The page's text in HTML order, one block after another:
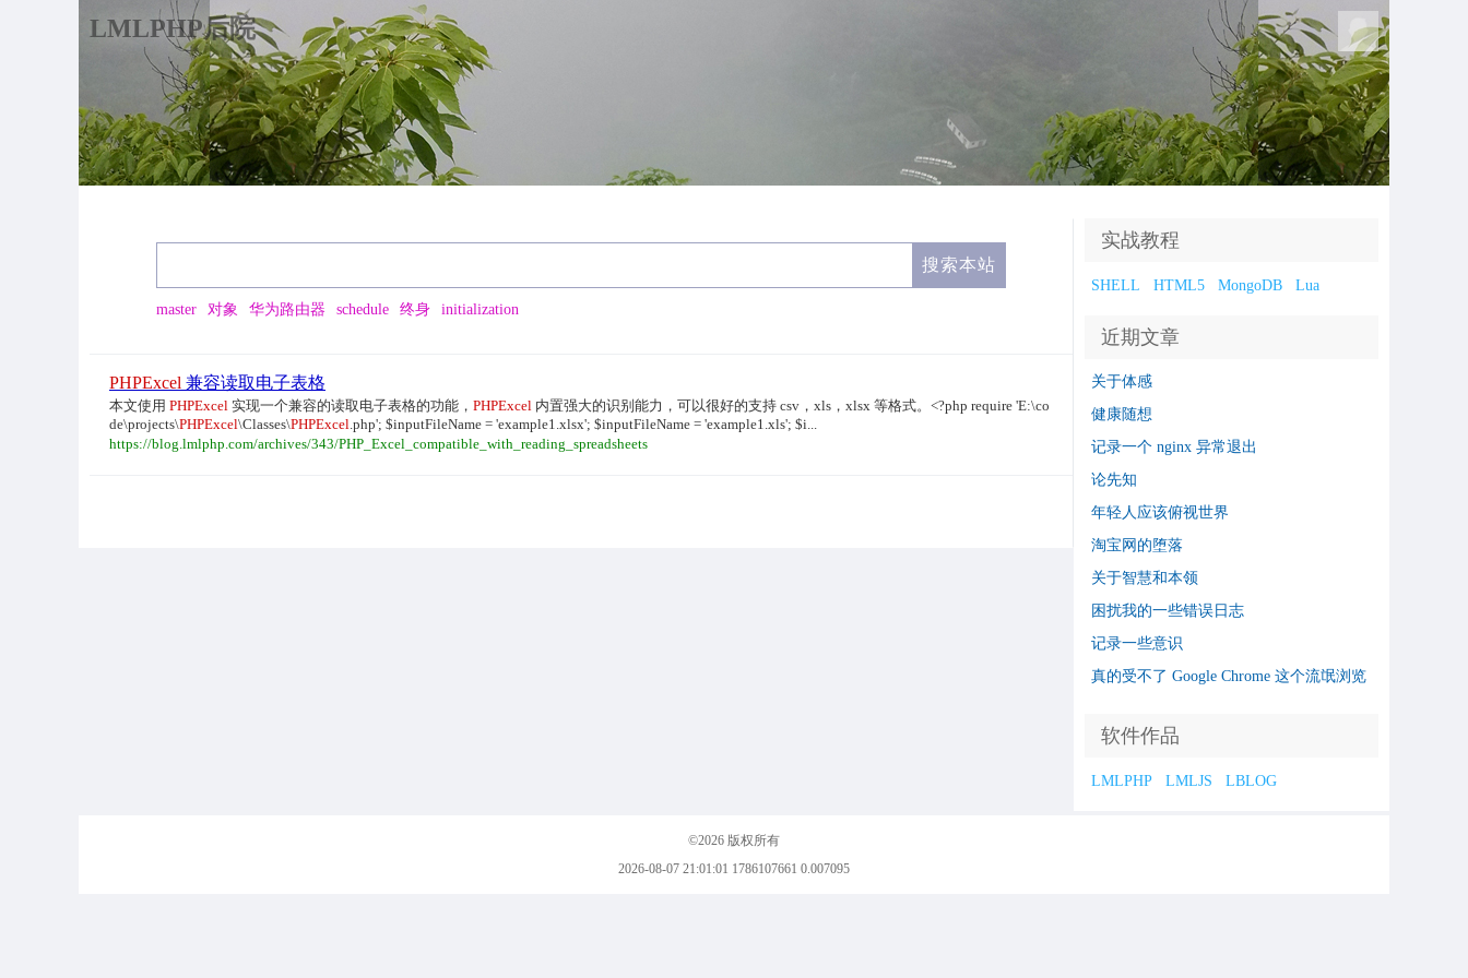
LMLPHP后院
master 对象 华为路由器 schedule 终身 initialization
PHPExcel 兼容读取电子表格
本文使用 PHPExcel 实现一个兼容的读取电子表格的功能， PHPExcel 内置强大的识别能力，可以很好的支持 csv，xls，xlsx 等格式。<?php require 'E:\co
de\projects\PHPExcel\Classes\PHPExcel.php'; $inputFileName = 'example1.xlsx'; $inputFileName = 'example1.xls'; $i...
https://blog.lmlphp.com/archives/343/PHP_Excel_compatible_with_reading_spreadsheets
实战教程
SHELL HTML5 MongoDB Lua
近期文章
关于体感
健康随想
记录一个 nginx 异常退出
论先知
年轻人应该俯视世界
淘宝网的堕落
关于智慧和本领
困扰我的一些错误日志
记录一些意识
真的受不了 Google Chrome 这个流氓浏览
软件作品
LMLPHP LMLJS LBLOG
©2026 版权所有
2026-08-07 21:01:01 1786107661 0.007095